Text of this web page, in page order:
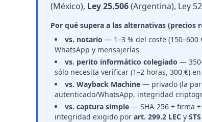
(México), Ley 25.506(Argentina), Ley
Por qué supera a las alternativas (precios
vs. notario — 1–3 % del coste (150–600
WhatsApp y mensajerías
vs. perito informático colegiado —
sólo necesita verificar (1–2 horas, 300 €)
vs. Wayback Machine — privado (la
autenticado/WhatsApp, integridad
vs. captura simple — SHA-256 + firma
integridad exigido por art. 299.2 LEC y